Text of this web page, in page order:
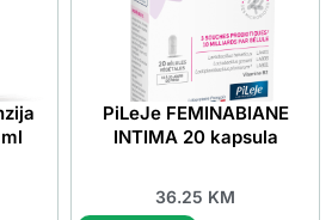
PiLeJe FEMINABIANE
INTIMA 20 kapsula
36.25 KM